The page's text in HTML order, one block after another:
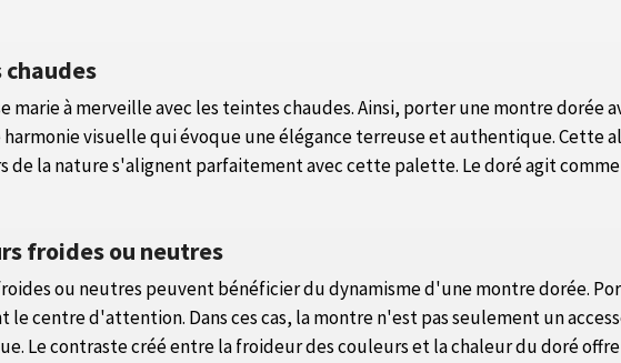
marie à merveille avec les teintes chaudes. Ainsi, porter une montre dorée
visuelle qui évoque une élégance terreuse et authentique. Cette
de la nature s'alignent parfaitement avec cette palette. Le doré agit
froides ou neutres
ou neutres peuvent bénéficier du dynamisme d'une montre dorée.
centre d'attention. Dans ces cas, la montre n'est pas seulement un
Le contraste créé entre la froideur des couleurs et la chaleur du doré